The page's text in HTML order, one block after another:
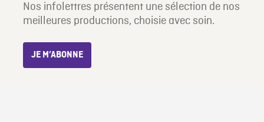
Nos infolettres présentent une sélection de nos
meilleures productions, choisie avec soin.
JE M’ABONNE